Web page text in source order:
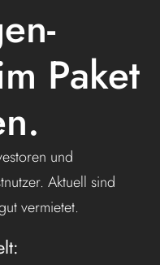
Paket
und
Aktuell sind
vermietet.